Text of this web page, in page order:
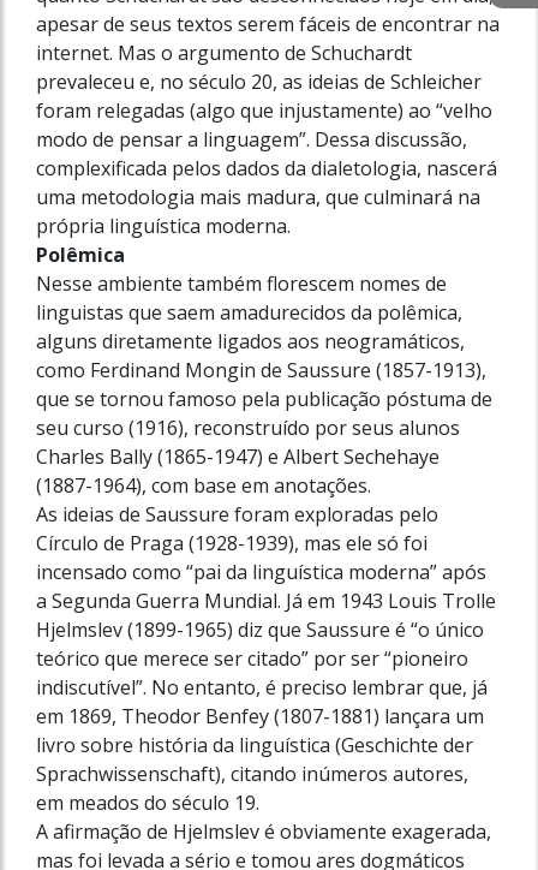
apesar de seus textos serem fáceis de encontrar na
internet. Mas o argumento de Schuchardt
prevaleceu e, no século 20, as ideias de Schleicher
foram relegadas (algo que injustamente) ao “velho
modo de pensar a linguagem”. Dessa discussão,
complexificada pelos dados da dialetologia, nascerá
uma metodologia mais madura, que culminará na
própria linguística moderna.
Polêmica
Nesse ambiente também florescem nomes de
linguistas que saem amadurecidos da polêmica,
alguns diretamente ligados aos neogramáticos,
como Ferdinand Mongin de Saussure (1857-1913),
que se tornou famoso pela publicação póstuma de
seu curso (1916), reconstruí­do por seus alunos
Charles Bally (1865-1947) e Albert Sechehaye
(1887-1964), com base em anotações.
As ideias de Saussure foram exploradas pelo
Círculo de Praga (1928-1939), mas ele só foi
incensado como “pai da linguística moderna” após
a Segunda Guerra Mundial. Já em 1943 Louis Trolle
Hjelmslev (1899-1965) diz que Saussure é “o único
teórico que merece ser citado” por ser “pioneiro
indiscutível”. No entanto, é preciso lembrar que, já
em 1869, Theodor Benfey (1807-1881) lançara um
livro sobre história da linguística (Geschichte der
Sprachwissenschaft), citando inúmeros autores,
em meados do século 19.
A afirmação de Hjelmslev é obviamente exagerada,
mas foi levada a sério e tomou ares dogmáticos